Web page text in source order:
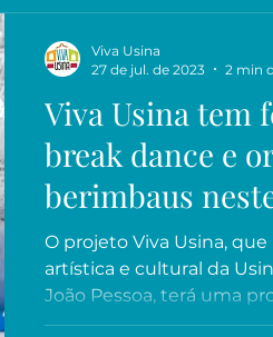
Viva Usina tem
break dance e
berimbaus
O projeto Viva Usina,
artística e cultural da
João Pessoa, terá uma
Viva Usina
27 de jul. de 2023
2 min